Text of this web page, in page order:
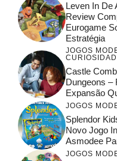
Leven In De
Review
Eurogame
Estratégia
JOGOS
Castle
Dungeons –
Expansão
JOGOS
Splendor
Novo Jogo
Asmodee
JOGOS